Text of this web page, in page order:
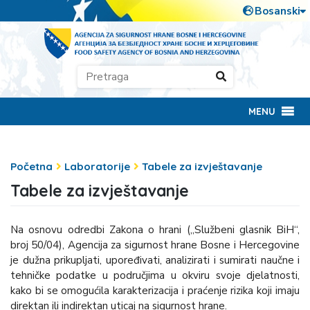
MENU
Početna Laboratorije Tabele za izvještavanje
Tabele za izvještavanje
Na osnovu odredbi Zakona o hrani („Službeni glasnik BiH“,
broj 50/04), Agencija za sigurnost hrane Bosne i Hercegovine
je dužna prikupljati, upoređivati, analizirati i sumirati naučne i
tehničke podatke u područjima u okviru svoje djelatnosti,
kako bi se omogućila karakterizacija i praćenje rizika koji imaju
direktan ili indirektan uticaj na sigurnost hrane.